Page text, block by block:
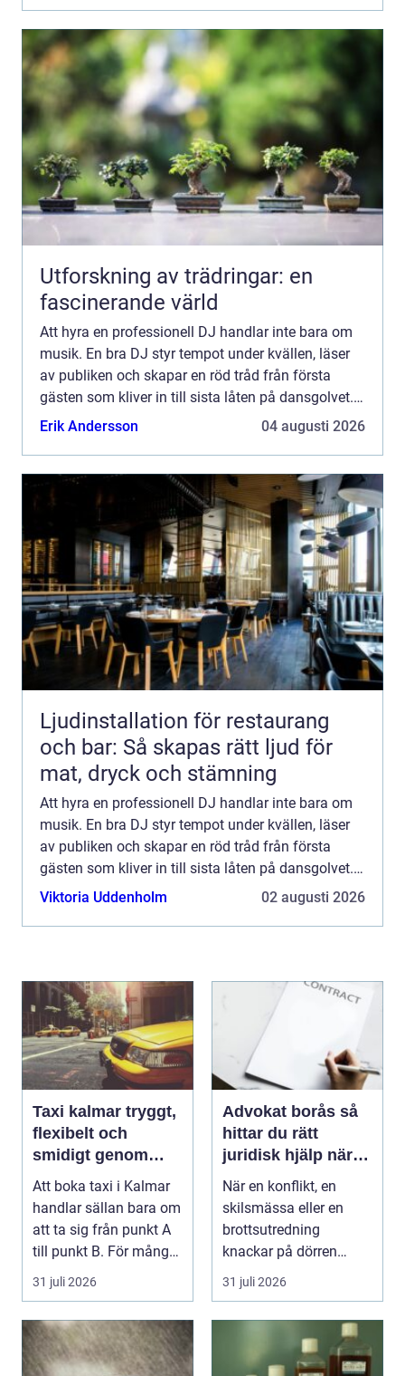
Utforskning av trädringar: en
fascinerande värld
Att hyra en professionell DJ handlar inte bara om
musik. En bra DJ styr tempot under kvällen, läser
av publiken och skapar en röd tråd från första
gästen som kliver in till sista låten på dansgolvet.
För den som vill ha en levande fest, där gästerna ...
Erik Andersson 04 augusti 2026
Ljudinstallation för restaurang
och bar: Så skapas rätt ljud för
mat, dryck och stämning
Att hyra en professionell DJ handlar inte bara om
musik. En bra DJ styr tempot under kvällen, läser
av publiken och skapar en röd tråd från första
gästen som kliver in till sista låten på dansgolvet.
För den som vill ha en levande fest, där gästerna ...
Viktoria Uddenholm 02 augusti 2026
Taxi kalmar tryggt,
flexibelt och
smidigt genom
hela resan
Att boka taxi i Kalmar
handlar sällan bara om
att ta sig från punkt A
till punkt B. För många
är res...
31 juli 2026
Advokat borås så
hittar du rätt
juridisk hjälp när
livet krånglar
När en konflikt, en
skilsmässa eller en
brottsutredning
knackar på dörren
förändras vardagen
snabbt....
31 juli 2026